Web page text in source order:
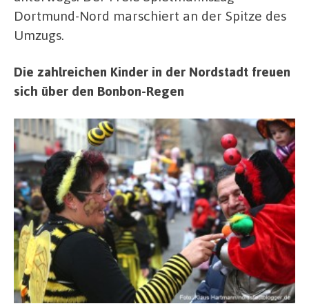
Dortmund-Nord marschiert an der Spitze des
Umzugs.
Die zahlreichen Kinder in der Nordstadt freuen
sich über den Bonbon-Regen